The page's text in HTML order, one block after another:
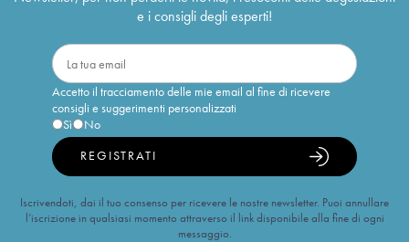
e i consigli degli esperti!
Accetto il tracciamento delle mie email al fine di ricevere
consigli e suggerimenti personalizzati
Sì
No
REGISTRATI
Iscrivendoti, dai il tuo consenso per ricevere le nostre newsletter. Puoi annullare
l’iscrizione in qualsiasi momento attraverso il link disponibile alla fine di ogni
messaggio.